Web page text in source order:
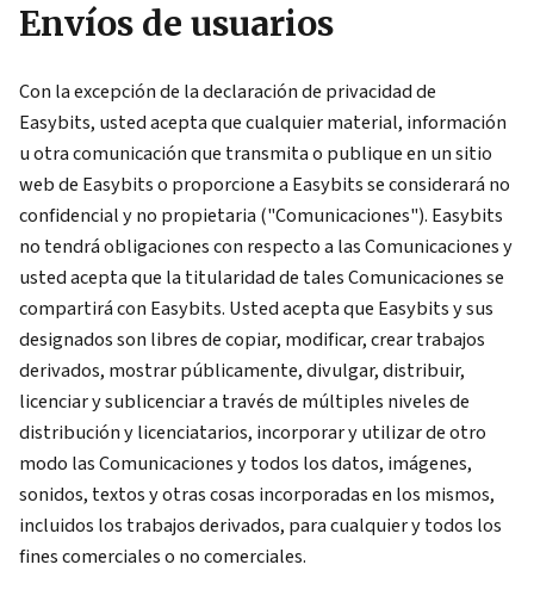
Envíos de usuarios
Con la excepción de la declaración de privacidad de
Easybits, usted acepta que cualquier material, información
u otra comunicación que transmita o publique en un sitio
web de Easybits o proporcione a Easybits se considerará no
confidencial y no propietaria ("Comunicaciones"). Easybits
no tendrá obligaciones con respecto a las Comunicaciones y
usted acepta que la titularidad de tales Comunicaciones se
compartirá con Easybits. Usted acepta que Easybits y sus
designados son libres de copiar, modificar, crear trabajos
derivados, mostrar públicamente, divulgar, distribuir,
licenciar y sublicenciar a través de múltiples niveles de
distribución y licenciatarios, incorporar y utilizar de otro
modo las Comunicaciones y todos los datos, imágenes,
sonidos, textos y otras cosas incorporadas en los mismos,
incluidos los trabajos derivados, para cualquier y todos los
fines comerciales o no comerciales.